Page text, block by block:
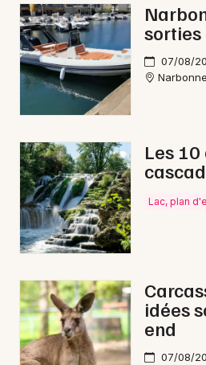
Expos
Sorties & loisirs
Nature dans l' Aude
Nature en Occitanie
Artistes en tournée
Actus à Carcassonne
sorties
07/08/
Narbonne
Les
Lac, plan
idées
end
07/08/